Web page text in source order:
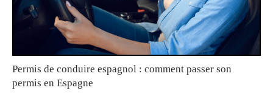
Permis de conduire espagnol : comment passer son
permis en Espagne